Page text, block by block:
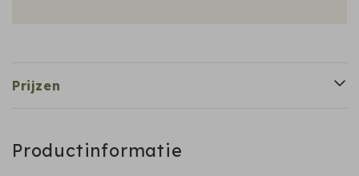
Prijzen
Productinformatie